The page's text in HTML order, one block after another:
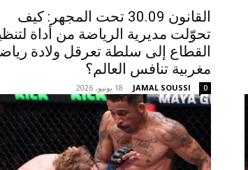
القانون 30.09 تحت المجهر: كيف
تحوّلت مديرية الرياضة من أداة
القطاع إلى سلطة تعرقل ولادة
مغربية تنافس العالم؟
JAMAL SOUSSI
- 18 يونيو، 2026 0